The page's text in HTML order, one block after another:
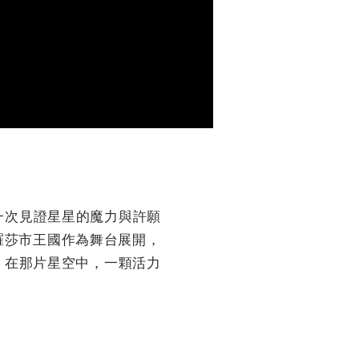
見證星星的魔力與許願
市王國作為舞台展開，
那片星空中， 一顆活力